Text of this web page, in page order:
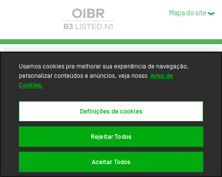
Mapa do site
Usamos cookies pra melhorar sua experiência de navegação,
personalizar conteúdos e anúncios, veja nosso Aviso de
Cookies.
Definições de cookies
Rejeitar Todos
Aceitar Todos